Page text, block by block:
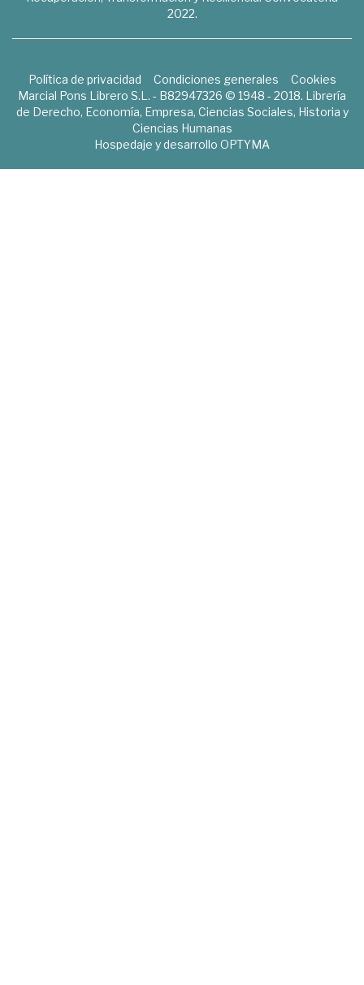
2022.
Política de privacidad Condiciones generales
Cookies
Marcial Pons Librero S.L. - B82947326 © 1948 - 2018. Librería
de Derecho, Economía, Empresa, Ciencias Sociales, Historia y
Ciencias Humanas
Hospedaje y desarrollo OPTYMA